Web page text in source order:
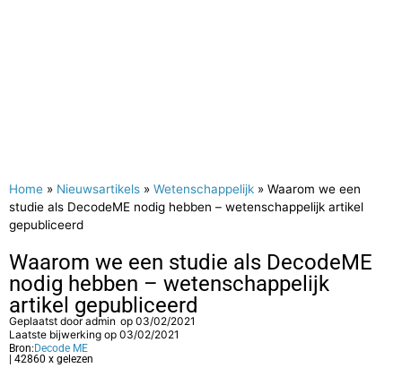
Home » Nieuwsartikels » Wetenschappelijk » Waarom we een
studie als DecodeME nodig hebben – wetenschappelijk artikel
gepubliceerd
Waarom we een studie als DecodeME
nodig hebben – wetenschappelijk
artikel gepubliceerd
Geplaatst dooradmin op 03/02/2021
Laatste bijwerking op 03/02/2021
Bron: Decode ME
| 42860 x gelezen